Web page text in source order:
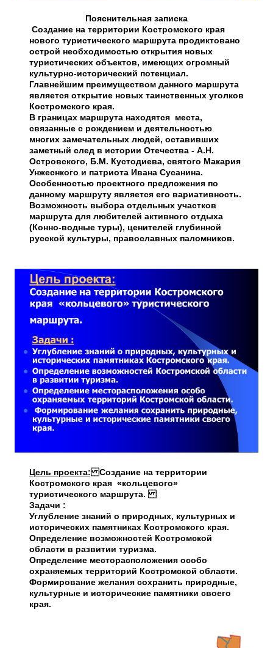
Пояснительная записка
Создание на территории Костромского края
нового туристического маршрута продиктовано
острой необходимостью открытия новых
туристических объектов, имеющих огромный
культурно-исторический потенциал.
Главнейшим преимуществом данного маршрута
является открытие новых таинственных уголков
Костромского края.
В границах маршрута находятся места,
связанные с рождением и деятельностью
многих замечательных людей, оставивших
заметный след в истории Отечества - А.Н.
Островского, Б.М. Кустодиева, святого Макария
Унжеснкого и патриота Ивана Сусанина.
Особенностью проектного предложения по
данному маршруту является его вариативность.
Возможность выбора отдельных участков
маршрута для любителей активного отдыха
(Конно-водные туры), ценителей глубинной
русской культуры, православных паломников.
Цель проекта:Создание на территории
Костромского края «кольцевого»
туристического маршрута.
Задачи :
Углубление знаний о природных, культурных и
исторических памятниках Костромского края.
Определение возможностей Костромской
области в развитии туризма.
Определение месторасположения особо
охраняемых территорий Костромской области.
Формирование желания сохранить природные,
культурные и исторические памятники своего
края.